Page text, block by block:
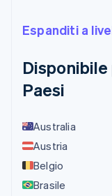
Espanditi a
Paesi
Australia
Austria
Belgio
Brasile